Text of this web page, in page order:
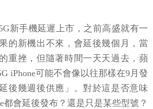
新手機延遲上市，之前高盛就有一
的新機出不來，會延後幾個月，當
重挫，但隨著時間一天天過去，蘋
iPhone可能不會像以往那樣在9月發
後幾週後供應」。對於這是否意味
都會延後發布？還是只是某些型號？